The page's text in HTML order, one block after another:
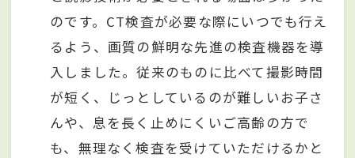
のです。CT検査が必要な際にいつでも行え
るよう、画質の鮮明な先進の検査機器を導
入しました。従来のものに比べて撮影時間
が短く、じっとしているのが難しいお子さ
んや、息を長く止めにくいご高齢の方で
も、無理なく検査を受けていただけるかと